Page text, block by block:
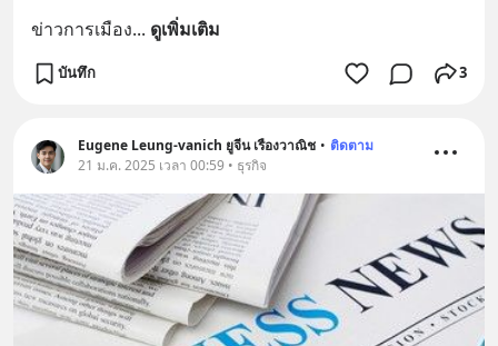
ข่าวการเมือง... ดูเพิ่มเติม
บันทึก 3
Eugene Leung-vanich ยูจีน เรืองวาณิช • ติดตาม
21 ม.ค. 2025 เวลา 00:59 • ธุรกิจ